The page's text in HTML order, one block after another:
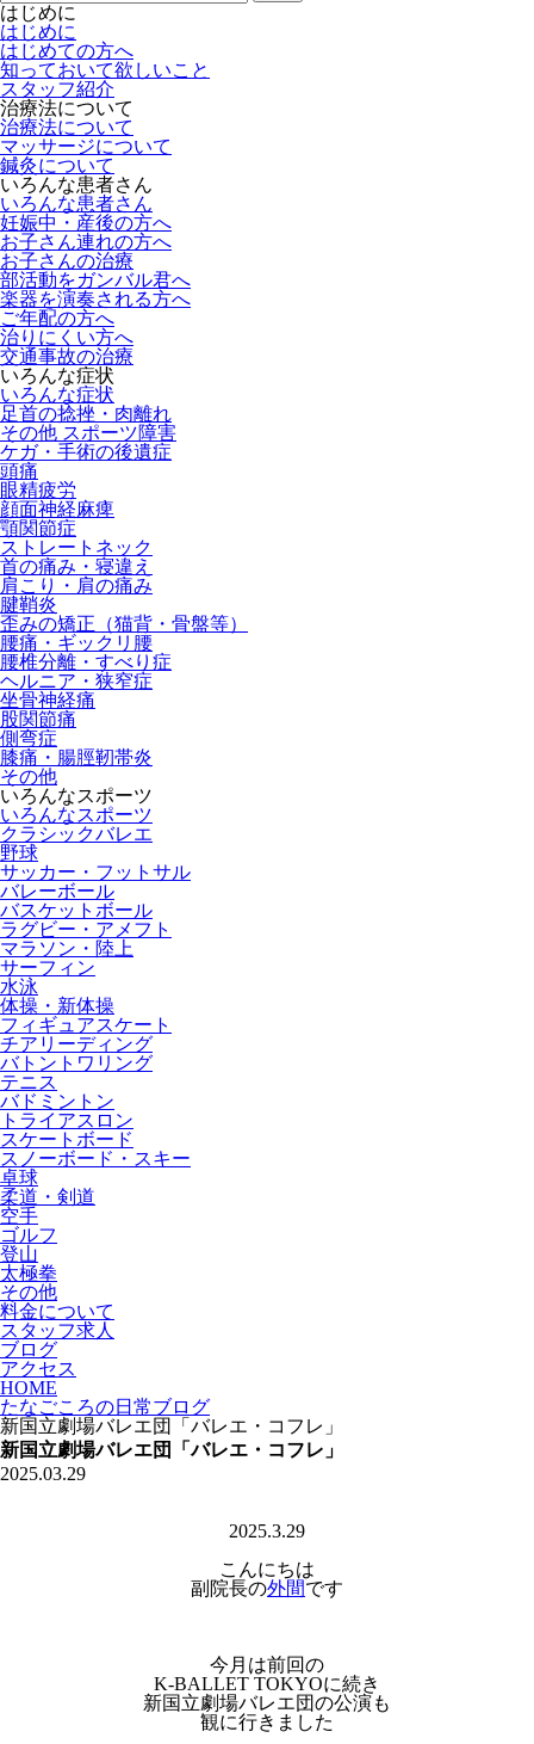
はじめに
はじめに
はじめての方へ
知っておいて欲しいこと
スタッフ紹介
治療法について
治療法について
マッサージについて
鍼灸について
いろんな患者さん
いろんな患者さん
妊娠中・産後の方へ
お子さん連れの方へ
お子さんの治療
部活動をガンバル君へ
楽器を演奏される方へ
ご年配の方へ
治りにくい方へ
交通事故の治療
いろんな症状
いろんな症状
足首の捻挫・肉離れ
その他 スポーツ障害
ケガ・手術の後遺症
頭痛
眼精疲労
顔面神経麻痺
顎関節症
ストレートネック
首の痛み・寝違え
肩こり・肩の痛み
腱鞘炎
歪みの矯正（猫背・骨盤等）
腰痛・ギックリ腰
腰椎分離・すべり症
ヘルニア・狭窄症
坐骨神経痛
股関節痛
側弯症
膝痛・腸脛靭帯炎
その他
いろんなスポーツ
いろんなスポーツ
クラシックバレエ
野球
サッカー・フットサル
バレーボール
バスケットボール
ラグビー・アメフト
マラソン・陸上
サーフィン
水泳
体操・新体操
フィギュアスケート
チアリーディング
バトントワリング
テニス
バドミントン
トライアスロン
スケートボード
スノーボード・スキー
卓球
柔道・剣道
空手
ゴルフ
登山
太極拳
その他
料金について
スタッフ求人
ブログ
アクセス
HOME
たなごころの日常ブログ
新国立劇場バレエ団「バレエ・コフレ」
新国立劇場バレエ団「バレエ・コフレ」
2025.03.29
2025.3.29
こんにちは
副院長の外間です
今月は前回の
K-BALLET TOKYOに続き
新国立劇場バレエ団の公演も
観に行きました